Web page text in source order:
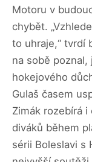
Motoru v
chybět.
to uhraje,“ tvrdí
na sobě
hokejového
Gulaš časem
Zimák rozebírá
diváků během
sérii Boleslavi s